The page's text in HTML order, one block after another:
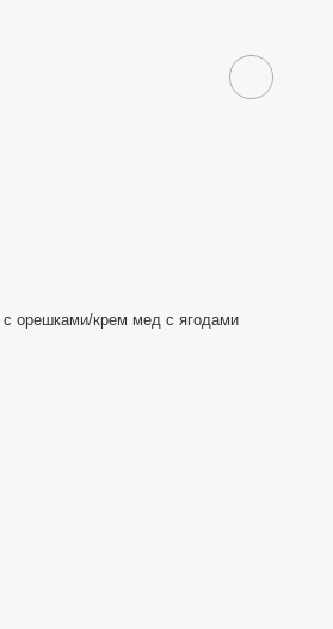
орешками/крем мед с ягодами